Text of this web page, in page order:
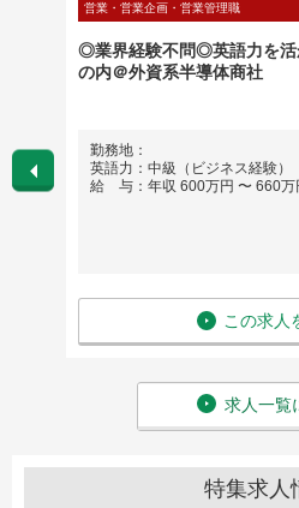
営業・営業企画・営業管理職
◎業界経験不問◎英語力を活
の内＠外資系半導体商社
勤務地：
英語力：中級（ビジネス経験）
給 与：年収 600万円 〜 660万
この求人
求人一覧
特集求人